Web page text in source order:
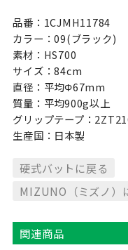
品番：1CJMH11784
カラー：09(ブラック)
素材：HS700
サイズ：84cm
直径：平均Φ67mm
質量：平均900g以上
グリップテープ：
生産国：日本製
硬式バットに戻る
MIZUNO（ミズノ）
関連商品